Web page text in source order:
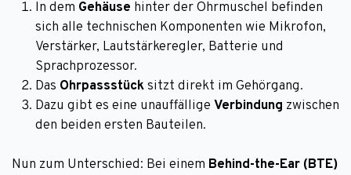
In dem Gehäuse hinter der Ohrmuschel befinden
sich alle technischen Komponenten wie Mikrofon,
Verstärker, Lautstärkeregler, Batterie und
Sprachprozessor.
Das Ohrpassstücksitzt direkt im Gehörgang.
Dazu gibt es eine unauffällige Verbindung zwischen
den beiden ersten Bauteilen.
Nun zum Unterschied: Bei einem Behind-the-Ear (BTE)